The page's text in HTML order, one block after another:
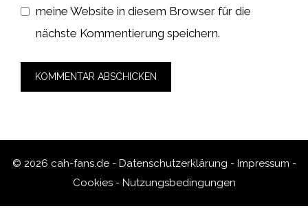
meine Website in diesem Browser für die
nächste Kommentierung speichern.
© 2026 cah-fans.de - Datenschutzerklärung - Impressum -
Cookies- Nutzungsbedingungen